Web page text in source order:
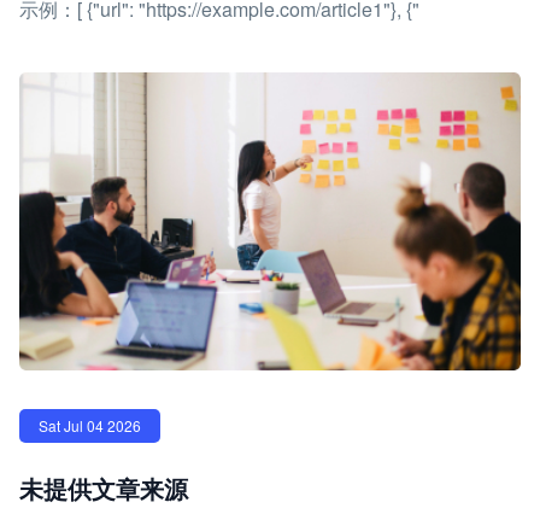
示例：[ {"url": "https://example.com/article1"}, {"
Sat Jul 04 2026
未提供文章来源